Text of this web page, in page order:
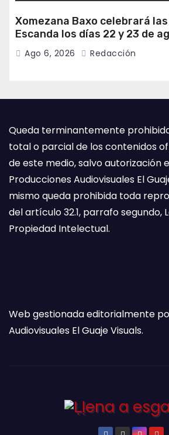
Xomezana Baxo celebrará
Escanda los días 22 y 23 de
Ago 6, 2026 Redacción
Queda terminantemente
total o parcial de los contenidos
de este medio, salvo autorización
Producciones Audiovisuales El
mismo queda prohibida toda
del artículo 32.1, parrafo segundo,
Propiedad Intelectual.
Web gestionada editorialmente
Audiovisuales El Guaje Visuals.